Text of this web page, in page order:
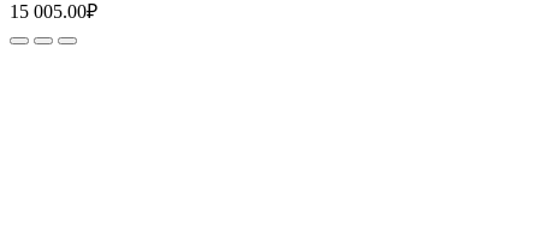
15 005.00₽